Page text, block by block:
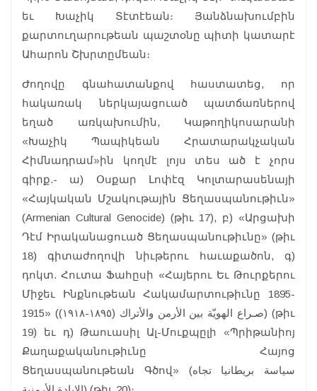
եւ Խաչիկ Տէտէեան։ Յանձնախումբին
քարտուղարութեան պաշտօնը պիտի կատարէ
Ահարոն Շխրտըմեան։
Ժողովը գնահատանքով հաստատեց, որ
հակառակ ներկայացուած պատճառներով
եղած առկախումին, Կաթողիկոսարանի
«Խաչիկ Պապիկեան Հրատարակչական
Հիմնադրամ»ին կողմէ լոյս տես ած է չորս
գիրք.- ա) Օսքար Լոփէզ Կոլտարասենայի
«Հայկական Մշակութային Ցեղասպանութիւն»
(Armenian Cultural Genocide) (թիւ 17), բ) «Արցախի
Դէմ Իրականացուած Ցեղասպանութիւնը» (թիւ
18) գիտաժողովի նիւթերու հաւաքածոն, գ)
դոկտ. Հուտա Ֆահըսի «Հայերու Եւ Թուրքերու
Միջեւ Ինքնութեան Հակամարտութիւնը 1895-
1915» (صـراع الهويّة بين الأرمن والأتراك (١٨٩٥-١٩١٨)) (թիւ
19) եւ դ) Թաուասիլ Ալ-Մուքպըլի «Պրիթանիոյ
Քաղաքականութիւնը Հայոց
Ցեղասպանութեան Գծով» (سياسة بريطانيا تجاه